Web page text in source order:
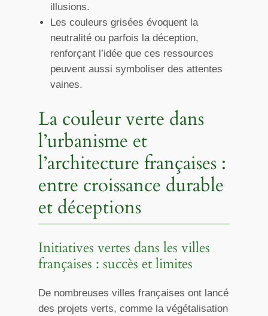
illusions.
Les couleurs grisées évoquent la
neutralité ou parfois la déception,
renforçant l’idée que ces ressources
peuvent aussi symboliser des attentes
vaines.
La couleur verte dans
l’urbanisme et
l’architecture françaises :
entre croissance durable
et déceptions
Initiatives vertes dans les villes
françaises : succès et limites
De nombreuses villes françaises ont lancé
des projets verts, comme la végétalisation